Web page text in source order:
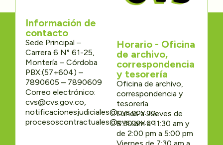
Información de
contacto
Sede Principal –
Carrera 6 N° 61-25,
Montería – Córdoba
PBX:(57+604) –
7890605 – 7890609
Correo electrónico:
cvs@cvs.gov.co,
notificacionesjudiciales@cvs.gov.co,
procesoscontractuales@cvs.gov.co
Horario - Oficina
de archivo,
correspondencia
y tesorería
Oficina de archivo,
correspondencia y
tesorería
Lunes a Jueves de
8:30 am a 11:30 am y
de 2:00 pm a 5:00 pm